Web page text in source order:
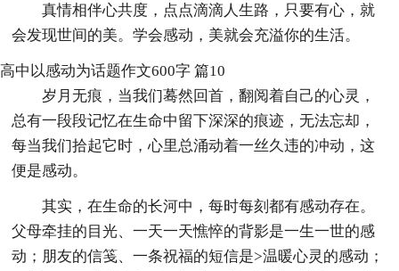
真情相伴心共度，点点滴滴人生路，只要有心，就
会发现世间的美。学会感动，美就会充溢你的生活。
高中以感动为话题作文600字 篇10
岁月无痕，当我们蓦然回首，翻阅着自己的心灵，
总有一段段记忆在生命中留下深深的痕迹，无法忘却，
每当我们拾起它时，心里总涌动着一丝久违的冲动，这
便是感动。
其实，在生命的长河中，每时每刻都有感动存在。
父母牵挂的目光、一天一天憔悴的背影是一生一世的感
动；朋友的信笺、一条祝福的短信是>温暖心灵的感动；